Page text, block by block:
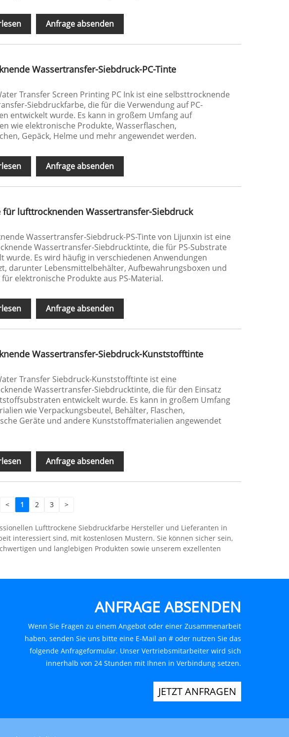
Anfrage absenden
Wassertransfer-Siebdruck-PC-Tinte
Transfer Screen Printing PC Ink ist eine selbsttrocknende
Siebdruckfarbe, die für die Verwendung auf PC-
entwickelt wurde. Es kann in großem Umfang auf
wie elektronische Produkte, Wasserflaschen,
Gepäck, Helme und mehr angewendet werden.
Anfrage absenden
für lufttrocknenden Wassertransfer-Siebdruck
Wassertransfer-Siebdruck-PS-Tinte von Lijunxin ist eine
Wassertransfer-Siebdrucktinte, die für PS-Substrate
wurde. Es wird häufig in verschiedenen Anwendungen
darunter Lebensmittelbehälter, Aufbewahrungsboxen und
für elektronische Produkte aus PS-Material.
Anfrage absenden
Wassertransfer-Siebdruck-Kunststofftinte
Transfer Siebdruck-Kunststofftinte ist eine
Wassertransfer-Siebdrucktinte, die für den Einsatz
entwickelt wurde. Es kann in großem Umfang
wie Verpackungsbeutel, Behälter, Flaschen,
Geräte und andere Kunststoffmaterialien angewendet
Anfrage absenden
< 1 2 3 >
Lufttrockene Siebdruckfarbe Hersteller und Lieferanten in
interessiert sind, mit kostenlosen Mustern. Sie können sicher sein,
und langlebigen Produkten sowie unserem exzellenten
ANFRAGE ABSENDEN
Wenn Sie Fragen zu einem Angebot oder einer Zusammenarbeit
haben, senden Sie uns bitte eine E-Mail an # oder nutzen Sie das
folgende Anfrageformular. Unser Vertriebsmitarbeiter wird sich
innerhalb von 24 Stunden mit Ihnen in Verbindung setzen.
JETZT ANFRAGEN